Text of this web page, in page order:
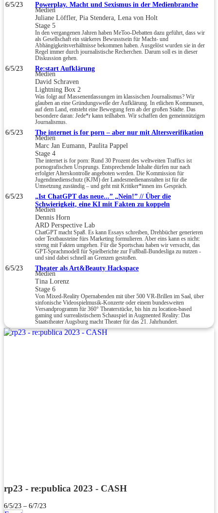
6/5/23 Powerplay. Macht und Sexismus in der Medienbranche
Medien
Juliane Löffler, Pia Stendera, Lena von Holt
Stage 5
In den vergangenen Jahren haben MeToo-Debatten dazu geführt, dass wir
als Gesellschaft ein stärkeres Bewusstsein für Macht- und
Abhängigkeitsverhältnisse bekommen haben. Ausgelöst wurden sie in der
Regel immer durch journalistische Recherchen. Darum soll es in dieser
Diskussion gehen.
6/5/23 Re:start Aufklärung
Medien
David Schraven
Lightning Box 2
Was folgt auf Massenentlassungen im klassischen Journalismus? Wir
glauben an eine Gründungswelle der Aufklärung. In etlichen Kommunen,
auf dem Land, entsteht eine Bewegung fern ab der großen Städte. Das
besondere daran: Jede*r kann teilhaben. Wir schaffen den gemeinnützigen
Journalismus.
6/5/23 The internet is for porn – aber nur mit Altersverifikation
Medien
Marc Jan Eumann, Paulita Pappel
Stage 4
The internet is for porn: Rund 30 Prozent des weltweiten Traffics ist
pornografischen Ursprungs. Entsprechende Inhalte dürfen nur nach
erfolgter Alterskontrolle angeboten werden. Die Kommission für
Jugendmedienschutz (KJM) der Landesmedienanstalten ist für die
Umsetzung zuständig – und geht mit Kritiker*innen ins Gespräch.
6/5/23
„Ist ChatGPT das neue...” „Nein!” // Über die
Schwierigkeit, eine KI mit Fakten zu koppeln
Medien
Dennis Horn
ARD Perspective Lab
ChatGPT macht Spaß. Es kann Essays schreiben, Drehbücher generieren
oder Textbausteine fürs Marketing formulieren. Aber eins kann es nicht:
streng mit Fakten umgehen. Für die Sportschau haben wir versucht, das
GPT-Sprachmodell für Spielberichte zur Fußball-Bundesliga zu nutzen -
und sind dabei schnell an Grenzen gestoßen.
6/5/23 Theater als Art&Beauty Hackspace
Medien
Tina Lorenz
Stage 6
Von Mixed-Reality Opernabenden mit über 500 VR-Brillen im Saal, über
sinfonische Videospielmusik-Konzerte oder einem bundesweiten
Versandprogramm für 360° Theaterstücke, bis hin zu location-based
gaming und surrealistischem Schauspiel in Augmented Reality: Das
Staatstheater Augsburg macht Theater für das 21. Jahrhundert.
rp23 - re:publica 2023 - CASH
6/5/23 – 6/7/23